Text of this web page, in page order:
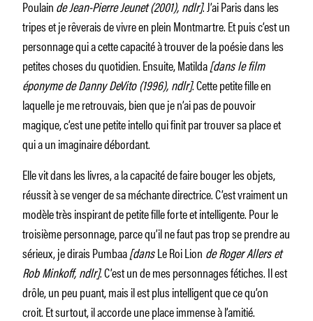
Poulainde Jean-Pierre Jeunet (2001), ndlr]. J’ai Paris dans les
tripes et je rêverais de vivre en plein Montmartre. Et puis c’est un
personnage qui a cette capacité à trouver de la poésie dans les
petites choses du quotidien. Ensuite, Matilda[dans le film
éponyme de Danny DeVito (1996), ndlr]. Cette petite fille en
laquelle je me retrouvais, bien que je n’ai pas de pouvoir
magique, c’est une petite intello qui finit par trouver sa place et
qui a un imaginaire débordant.
Elle vit dans les livres, a la capacité de faire bouger les objets,
réussit à se venger de sa méchante directrice. C’est vraiment un
modèle très inspirant de petite fille forte et intelligente. Pour le
troisième personnage, parce qu’il ne faut pas trop se prendre au
sérieux, je dirais Pumbaa[dansLe Roi Lion de Roger Allers et
Rob Minkoff, ndlr]. C’est un de mes personnages fétiches. Il est
drôle, un peu puant, mais il est plus intelligent que ce qu’on
croit. Et surtout, il accorde une place immense à l’amitié.